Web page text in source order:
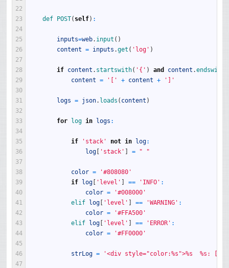
22
23
24
25
26
27
28
29
30
31
32
33
34
35
36
37
38
39
40
41
42
43
44
45
46
47
def POST( self) :
inputs=web. input ( )
content
= inputs .get ( 'log' )
if content . startswith( '{' ) and content .endswith
content
= '[' + content + ']'
logs = json. loads ( content )
for log in logs :
if 'stack' not in log:
log
'stack' = " "
color =
'#808080'
if
log 'level' == 'INFO' :
color =
'#008000'
elif
log 'level' == 'WARNING' :
color =
'#FFA500'
elif
log 'level' == 'ERROR' :
color = '#FF0000'
strLog = '<div style="color:%s">%s  %s: